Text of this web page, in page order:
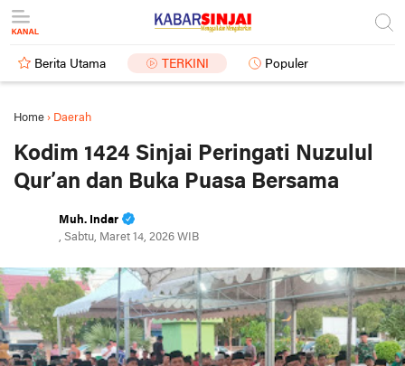
Berita Utama TERKINI Populer
Home › Daerah
Kodim 1424 Sinjai Peringati Nuzulul
Qur’an dan Buka Puasa Bersama
Muh. Indar
, Sabtu, Maret 14, 2026 WIB